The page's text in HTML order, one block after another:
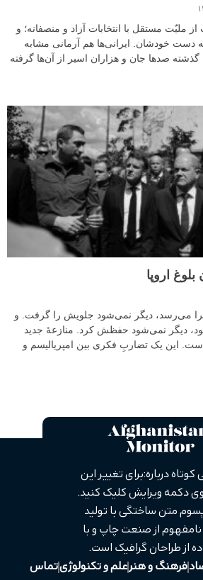
ملیّت مستقل با انتخابات آزاد و منصفانه؛ و
خودشان. ایرانی‌ها هم آرمانی مشابه
گذشته صدها جان و هزاران اسیر از آن‌ها گرفته
اروپا
می‌رسد، دیگر نمی‌شود جلویش را گرفت. و
دیگر نمی‌شود حفظش کرد. منازعهٔ جدید
این یک تضاربِ فکری بین امپریالیسم و
درباره: برای تغییر این
دکمه ویرایش کلیک کنید.
متن ساختگی با تولید
از صنعت چاپ و با
از طراحان گرافیک است.
فرهنگ و هنرعلم و تکنولوژیتماس